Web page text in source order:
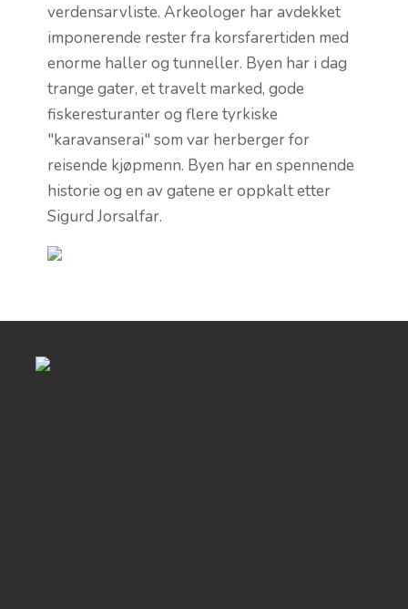
verdensarvliste. Arkeologer har avdekket
imponerende rester fra korsfarertiden med
enorme haller og tunneller. Byen har i dag
trange gater, et travelt marked, gode
fiskeresturanter og flere tyrkiske
"karavanserai" som var herberger for
reisende kjøpmenn. Byen har en spennende
historie og en av gatene er oppkalt etter
Sigurd Jorsalfar.